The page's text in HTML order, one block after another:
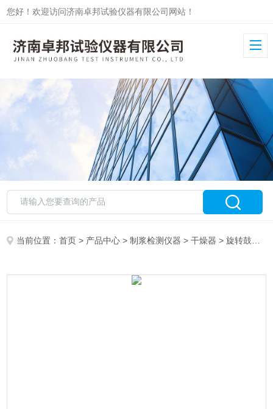
您好！欢迎访问济南卓邦试验仪器有限公司网站！
当前位置：首页 > 产品中心 >制浆检测仪器 >干燥器 > 旋转鼓式干燥机